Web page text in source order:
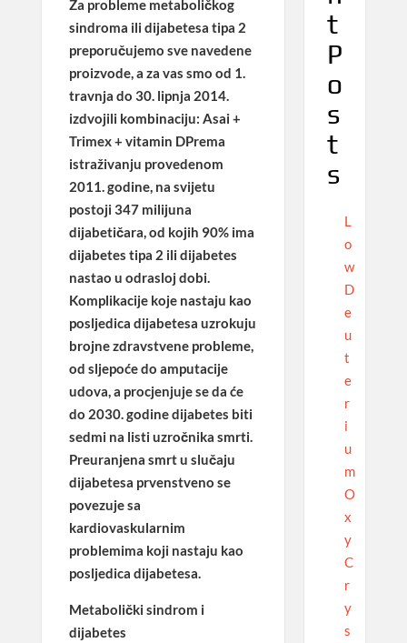
Za probleme metaboličkog
sindroma ili dijabetesa tipa 2
preporučujemo sve navedene
proizvode, a za vas smo od 1.
travnja do 30. lipnja 2014.
izdvojili kombinaciju: Asai +
Trimex + vitamin DPrema
istraživanju provedenom
2011. godine, na svijetu
postoji 347 milijuna
dijabetičara, od kojih 90% ima
dijabetes tipa 2 ili dijabetes
nastao u odrasloj dobi.
Komplikacije koje nastaju kao
posljedica dijabetesa uzrokuju
brojne zdravstvene probleme,
od sljepoće do amputacije
udova, a procjenjuje se da će
do 2030. godine dijabetes biti
sedmi na listi uzročnika smrti.
Preuranjena smrt u slučaju
dijabetesa prvenstveno se
povezuje sa
kardiovaskularnim
problemima koji nastaju kao
posljedica dijabetesa.
Metabolički sindrom i
dijabetes
t
P
o
s
t
s
L
o
w
D
e
u
t
e
r
i
u
m
O
x
y
C
r
y
s